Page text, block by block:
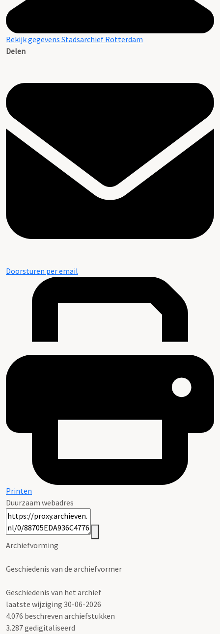
Bekijk gegevens Stadsarchief Rotterdam
Delen
Doorsturen per email
Printen
Duurzaam webadres
Archiefvorming
Geschiedenis van de archiefvormer
Geschiedenis van het archief
laatste wijziging 30-06-2026
4.076 beschreven archiefstukken
3.287 gedigitaliseerd